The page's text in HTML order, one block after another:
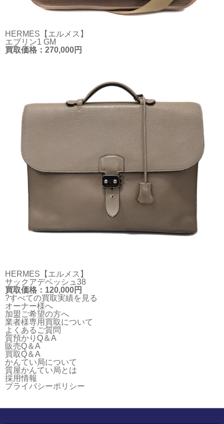
HERMES【エルメス】
エブリン1 GM
買取価格：270,000円
HERMES【エルメス】
サックアデベッシュ38
買取価格：120,000円
?すべての買取実績を見る
オーナー様へ
加盟ご希望の方へ
業者様専用買取について
よくあるご質問
質預かりQ＆A
販売Q＆A
買取Q＆A
かんてい局について
質屋かんてい局とは
採用情報
プライバシーポリシー